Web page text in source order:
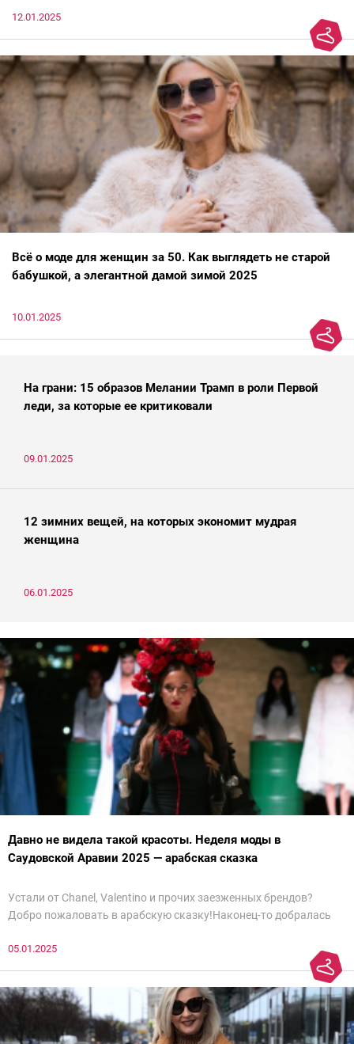
12.01.2025
Всё о моде для женщин за 50. Как выглядеть не старой
бабушкой, а элегантной дамой зимой 2025
10.01.2025
На грани: 15 образов Мелании Трамп в роли Первой
леди, за которые ее критиковали
09.01.2025
12 зимних вещей, на которых экономит мудрая
женщина
06.01.2025
Давно не видела такой красоты. Неделя моды в
Саудовской Аравии 2025 — арабская сказка
Устали от Chanel, Valentino и прочих заезженных брендов?
Добро пожаловать в арабскую сказку!Наконец-то добралась
все и осталась под глубоким впечатлением. Национальный
невероятно красиво.Все стереотипы, какие были у меня насчет
арабских дизайнеров, рассеялись как дым. А столько красоты
сегодня сложно увидеть на других известных неделях
мод.Самое интересное сейчас покажу ?
05.01.2025